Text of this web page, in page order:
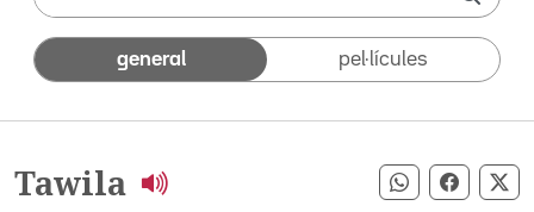
general pel·lícules
Tawila Compartir